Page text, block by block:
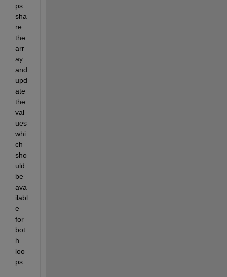
ps
sha
re
the
arr
ay
and
upd
ate
the
val
ues
whi
ch
sho
uld
be
ava
ilabl
e
for
bot
h
loo
ps.